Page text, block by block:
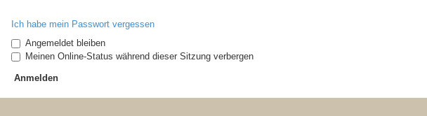
Ich habe mein Passwort vergessen
Angemeldet bleiben
Meinen Online-Status während dieser Sitzung verbergen